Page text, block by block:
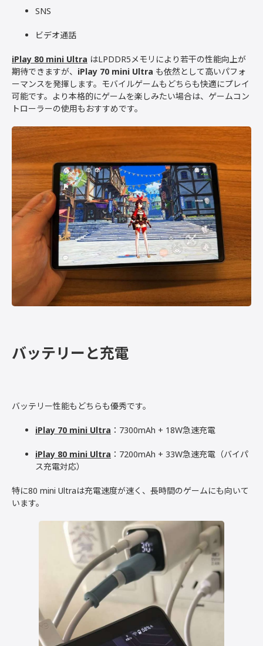
SNS
ビデオ通話
iPlay 80 mini Ultra はLPDDR5メモリにより若干の性能向上が
期待できますが、 iPlay 70 mini Ultra も依然として高いパフォ
ーマンスを発揮します。モバイルゲームもどちらも快適にプレイ
可能です。より本格的にゲームを楽しみたい場合は、ゲームコン
トローラーの使用もおすすめです。
バッテリーと充電
バッテリー性能もどちらも優秀です。
iPlay 70 mini Ultra ：7300mAh + 18W急速充電
iPlay 80 mini Ultra ：7200mAh + 33W急速充電（バイパ
ス充電対応）
特に80 mini Ultraは充電速度が速く、長時間のゲームにも向いて
います。